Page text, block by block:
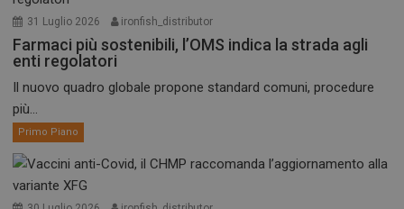
31 Luglio 2026 ironfish_distributor
Farmaci più sostenibili, l’OMS indica la strada agli
enti regolatori
Il nuovo quadro globale propone standard comuni, procedure
più...
Primo Piano